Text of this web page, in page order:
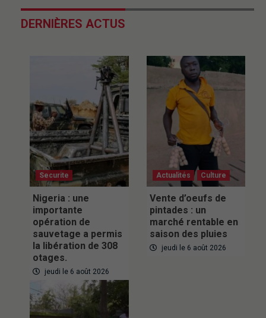
DERNIÈRES ACTUS
Securite
Nigeria : une
importante
opération de
sauvetage a permis
la libération de 308
otages.
jeudi le 6 août 2026
Actualités Culture
Vente d’oeufs de
pintades : un
marché rentable en
saison des pluies
jeudi le 6 août 2026